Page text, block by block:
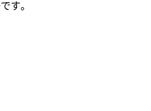
す。